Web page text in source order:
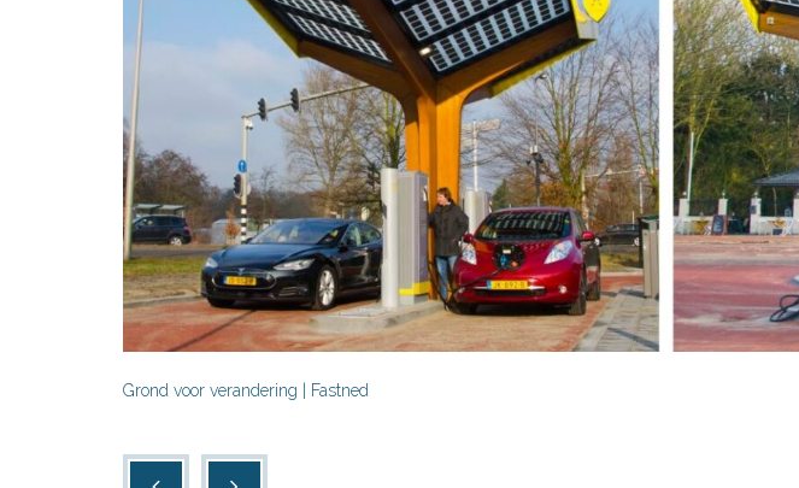
Grond voor verandering | Fastned